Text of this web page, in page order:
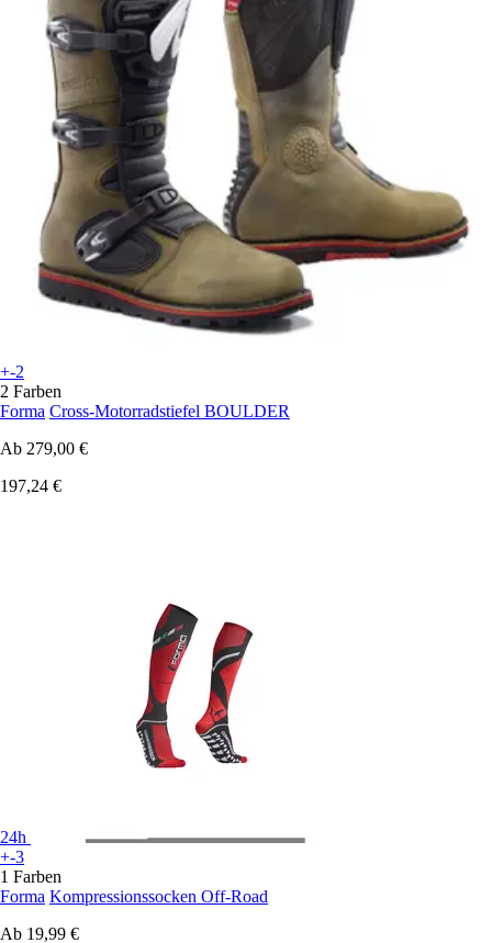
+-2
2 Farben
Forma Cross-Motorradstiefel BOULDER
Ab 279,00 €
197,24 €
24h
+-3
1 Farben
Forma Kompressionssocken Off-Road
Ab 19,99 €